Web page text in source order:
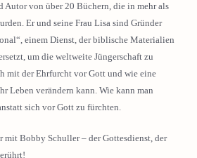
Autor von über 20 Büchern, die in mehr als
Er und seine Frau Lisa sind Gründer
einem Dienst, der biblische Materialien
um die weltweite Jüngerschaft zu
mit der Ehrfurcht vor Gott und wie eine
Leben verändern kann. Wie kann man
sich vor Gott zu fürchten.
mit Bobby Schuller – der Gottesdienst, der